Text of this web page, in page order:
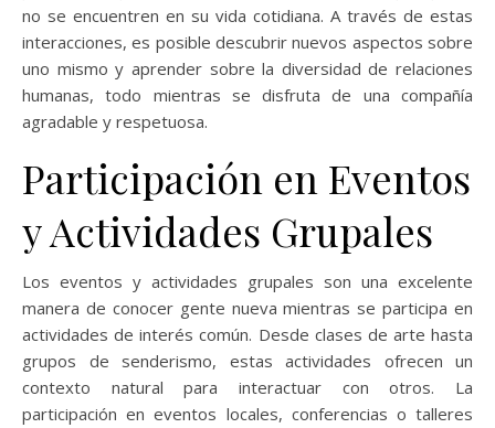
no se encuentren en su vida cotidiana. A través de estas
interacciones, es posible descubrir nuevos aspectos sobre
uno mismo y aprender sobre la diversidad de relaciones
humanas, todo mientras se disfruta de una compañía
agradable y respetuosa.
Participación en Eventos
y Actividades Grupales
Los eventos y actividades grupales son una excelente
manera de conocer gente nueva mientras se participa en
actividades de interés común. Desde clases de arte hasta
grupos de senderismo, estas actividades ofrecen un
contexto natural para interactuar con otros. La
participación en eventos locales, conferencias o talleres